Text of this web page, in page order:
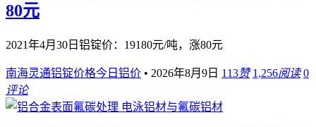
80元
2021年4月30日铝锭价：19180元/吨，涨80元
南海灵通铝锭价格今日铝价 • 2026年8月9日 113赞 1,256阅读 0
评论